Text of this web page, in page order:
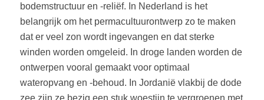
bodemstructuur en -reliëf. In Nederland is het
belangrijk om het permacultuurontwerp zo te maken
dat er veel zon wordt ingevangen en dat sterke
winden worden omgeleid. In droge landen worden de
ontwerpen vooral gemaakt voor optimaal
wateropvang en -behoud. In Jordanië vlakbij de dode
zee zijn ze bezig een stuk woestijn te vergroenen met